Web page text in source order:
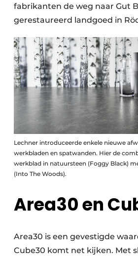
fabrikanten de weg naar Gut
gerestaureerd landgoed in
Lechner introduceerde enkele nieuwe
werkbladen en spatwanden. Hier de
werkblad in natuursteen (Foggy Black)
(Into The Woods).
Area30 en
Area30 is een gevestigde
Cube30 komt net kijken. Met